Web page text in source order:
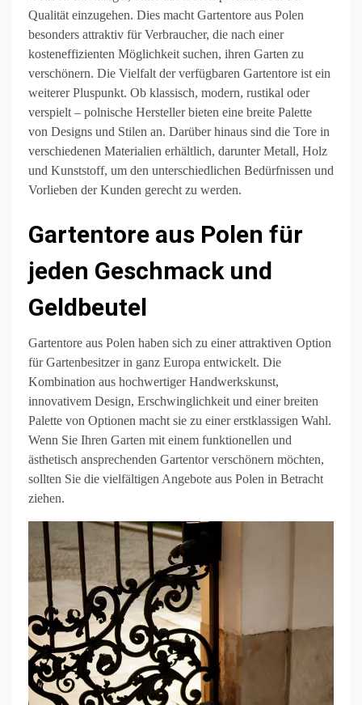
Qualität einzugehen. Dies macht Gartentore aus Polen
besonders attraktiv für Verbraucher, die nach einer
kosteneffizienten Möglichkeit suchen, ihren Garten zu
verschönern. Die Vielfalt der verfügbaren Gartentore ist ein
weiterer Pluspunkt. Ob klassisch, modern, rustikal oder
verspielt – polnische Hersteller bieten eine breite Palette
von Designs und Stilen an. Darüber hinaus sind die Tore in
verschiedenen Materialien erhältlich, darunter Metall, Holz
und Kunststoff, um den unterschiedlichen Bedürfnissen und
Vorlieben der Kunden gerecht zu werden.
Gartentore aus Polen für
jeden Geschmack und
Geldbeutel
Gartentore aus Polen haben sich zu einer attraktiven Option
für Gartenbesitzer in ganz Europa entwickelt. Die
Kombination aus hochwertiger Handwerkskunst,
innovativem Design, Erschwinglichkeit und einer breiten
Palette von Optionen macht sie zu einer erstklassigen Wahl.
Wenn Sie Ihren Garten mit einem funktionellen und
ästhetisch ansprechenden Gartentor verschönern möchten,
sollten Sie die vielfältigen Angebote aus Polen in Betracht
ziehen.